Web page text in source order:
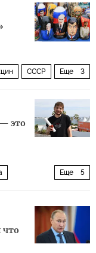
Еще 3
СССР
это
Еще 5
что